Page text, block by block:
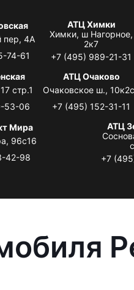
пер, 4А
74-61
АТЦ Химки
Химки, ш Нагорное,
2к7
+7 (495) 989-21-31
стр.1
53-06
АТЦ Очаково
Очаковское ш.,
+7 (495) 152-31-11
Мира
96с16
42-98
АТЦ
+7